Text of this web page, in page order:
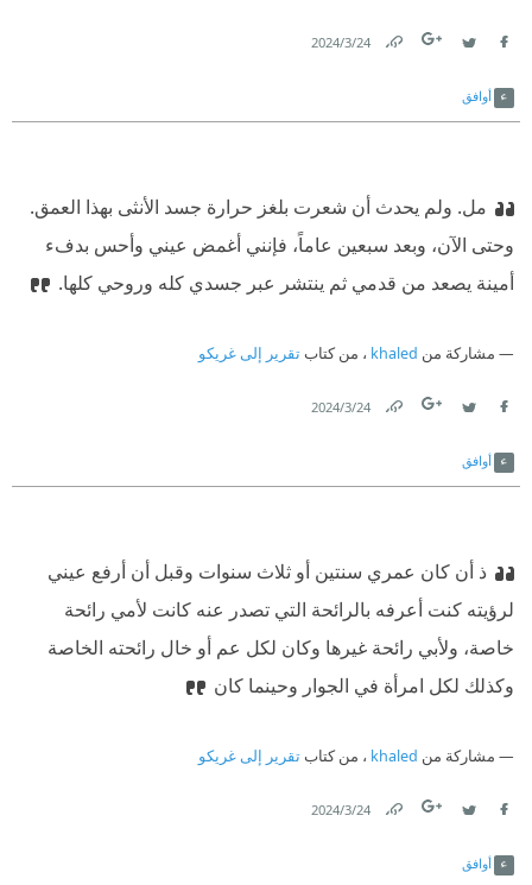
24‏/3‏/2024
أوافق
مل. ولم يحدث أن شعرت بلغز حرارة جسد الأنثى بهذا العمق.
وحتى الآن، وبعد سبعين عاماً، فإنني أغمض عيني وأحس بدفء
أمينة يصعد من قدمي ثم ينتشر عبر جسدي كله وروحي كلها.
مشاركة من khaled ، من كتابتقرير إلى غريكو
24‏/3‏/2024
أوافق
ذ أن كان عمري سنتين أو ثلاث سنوات وقبل أن أرفع عيني
لرؤيته كنت أعرفه بالرائحة التي تصدر عنه كانت لأمي رائحة
خاصة، ولأبي رائحة غيرها وكان لكل عم أو خال رائحته الخاصة
وكذلك لكل امرأة في الجوار وحينما كان
مشاركة من khaled ، من كتابتقرير إلى غريكو
24‏/3‏/2024
أوافق